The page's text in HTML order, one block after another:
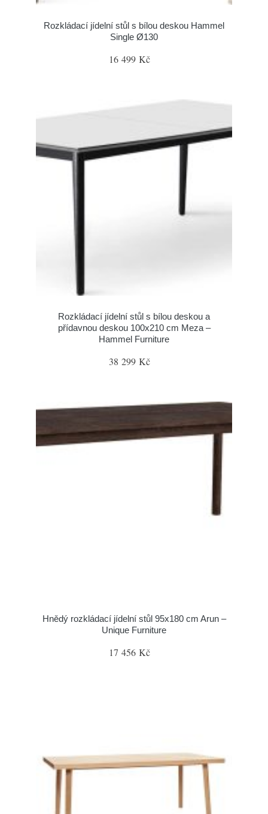
Rozkládací jídelní stůl s bílou deskou Hammel
Single Ø130
16 499 Kč
Rozkládací jídelní stůl s bílou deskou a
přídavnou deskou 100x210 cm Meza –
Hammel Furniture
38 299 Kč
Hnědý rozkládací jídelní stůl 95x180 cm Arun –
Unique Furniture
17 456 Kč